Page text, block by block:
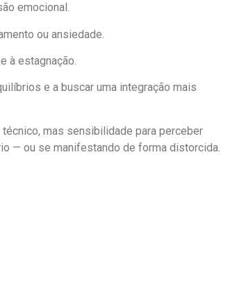
emocional.
ou ansiedade.
à estagnação.
e a buscar uma integração mais
mas sensibilidade para perceber
— ou se manifestando de forma distorcida.